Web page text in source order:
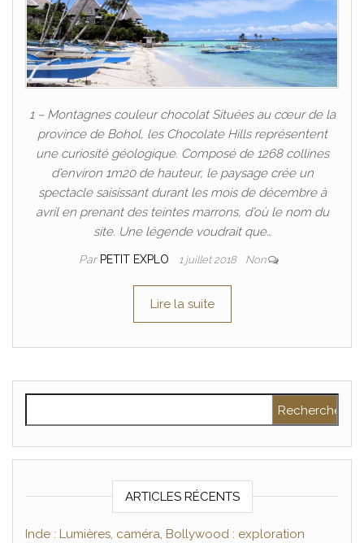
1 – Montagnes couleur chocolat Situées au cœur de la
province de Bohol, les Chocolate Hills représentent
une curiosité géologique. Composé de 1268 collines
d’environ 1m20 de hauteur, le paysage crée un
spectacle saisissant durant les mois de décembre à
avril en prenant des teintes marrons, d’où le nom du
site. Une légende voudrait que…
Par PETIT EXPLO 1 juillet 2018 Non
Lire la suite
ARTICLES RÉCENTS
Inde : Lumières, caméra, Bollywood : exploration